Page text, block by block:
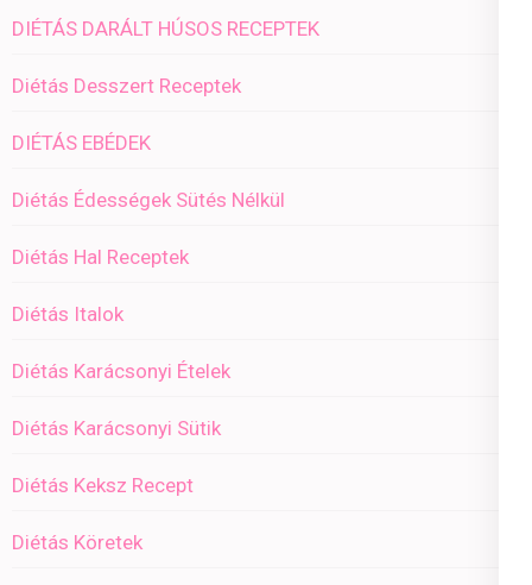
DIÉTÁS DARÁLT HÚSOS RECEPTEK
Diétás Desszert Receptek
DIÉTÁS EBÉDEK
Diétás Édességek Sütés Nélkül
Diétás Hal Receptek
Diétás Italok
Diétás Karácsonyi Ételek
Diétás Karácsonyi Sütik
Diétás Keksz Recept
Diétás Köretek